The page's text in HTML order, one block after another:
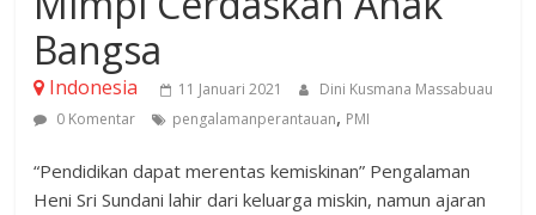
Bangsa
Indonesia 11 Januari 2021
Dini Kusmana Massabuau
0 Komentar
pengalamanperantauan, PMI
“Pendidikan dapat merentas kemiskinan” Pengalaman
Heni Sri Sundani lahir dari keluarga miskin, namun ajaran